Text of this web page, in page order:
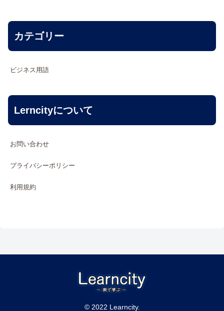
カテゴリー
ビジネス用語
Lerncityについて
お問い合わせ
プライバシーポリシー
利用規約
© 2022 Learncity.